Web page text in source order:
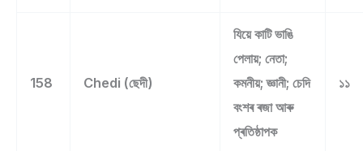
158 Chedi (ছেদী)
যিয়ে কাটি ভাঙি
পেলায়; নেতা;
কমনীয়; জ্ঞানী; চেদি
বংশৰ ৰজা আৰু
প্ৰতিষ্ঠাপক
১১